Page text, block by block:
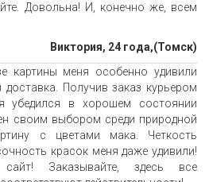
Довольна! И, конечно же, всем
Виктория, 24 года,(Томск)
картины меня особенно удивили
доставка. Получив заказ курьером
убедился в хорошем состоянии
своим выбором среди природной
с цветами мака. Четкость
красок меня даже удивили!
Заказывайте, здесь все